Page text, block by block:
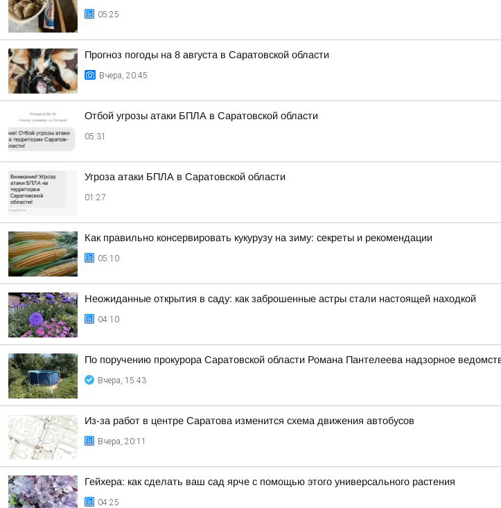
05:25
Прогноз погоды на 8 августа в Саратовской области
Вчера, 20:45
Отбой угрозы атаки БПЛА в Саратовской области
05:31
Угроза атаки БПЛА в Саратовской области
01:27
Как правильно консервировать кукурузу на зиму: секреты и рекомендации
05:10
Неожиданные открытия в саду: как заброшенные астры стали настоящей находкой
04:10
По поручению прокурора Саратовской области Романа Пантелеева надзорное
Вчера, 15:43
Из-за работ в центре Саратова изменится схема движения автобусов
Вчера, 20:11
Гейхера: как сделать ваш сад ярче с помощью этого универсального растения
04:25